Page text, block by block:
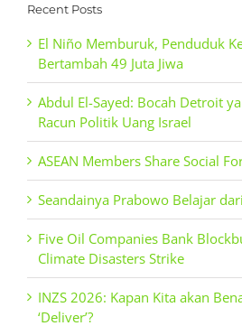
Recent Posts
El Niño Memburuk, Penduduk
Bertambah 49 Juta Jiwa
Abdul El-Sayed: Bocah Detroit
Racun Politik Uang Israel
ASEAN Members Share Social
Seandainya Prabowo Belajar
Five Oil Companies Bank
Climate Disasters Strike
INZS 2026: Kapan Kita akan
‘Deliver’?